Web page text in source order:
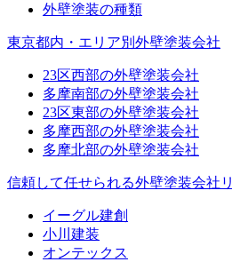
外壁塗装の種類
東京都内・エリア別外壁塗装会社
23区西部の外壁塗装会社
多摩南部の外壁塗装会社
23区東部の外壁塗装会社
多摩西部の外壁塗装会社
多摩北部の外壁塗装会社
信頼して任せられる外壁塗装会社
イーグル建創
小川建装
オンテックス